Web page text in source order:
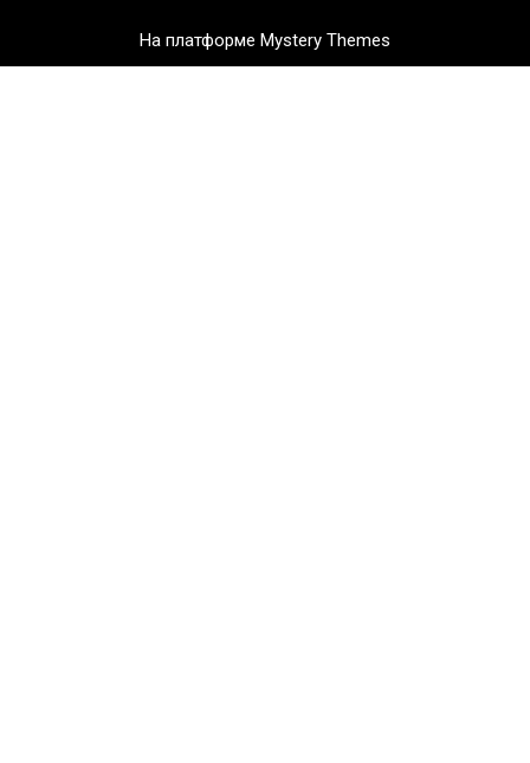
На платформе Mystery Themes